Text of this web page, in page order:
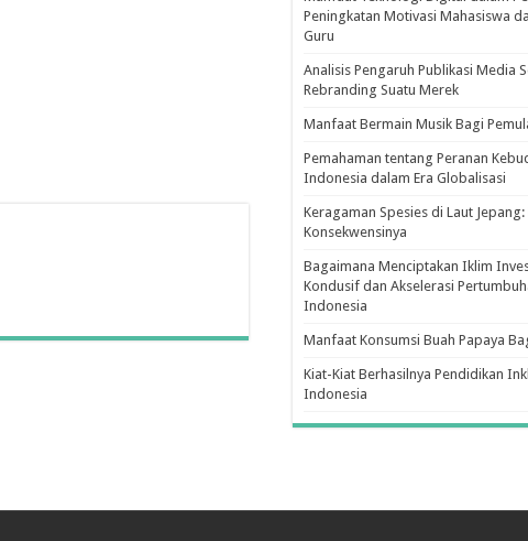
Peningkatan Motivasi Mahasiswa
Guru
Analisis Pengaruh Publikasi Media
Rebranding Suatu Merek
Manfaat Bermain Musik Bagi
Pemahaman tentang Peranan
Indonesia dalam Era Globalisasi
Keragaman Spesies di Laut
Konsekwensinya
Bagaimana Menciptakan Iklim
Kondusif dan Akselerasi
Indonesia
Manfaat Konsumsi Buah Papaya
Kiat-Kiat Berhasilnya Pendidikan
Indonesia